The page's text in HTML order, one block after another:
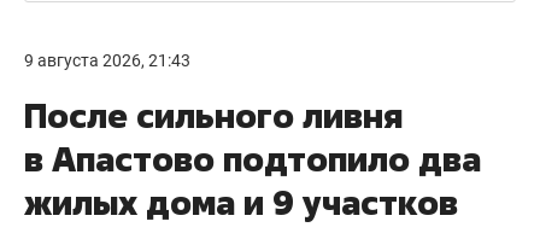
9 августа 2026, 21:43
После сильного ливня
в Апастово подтопило два
жилых дома и 9 участков